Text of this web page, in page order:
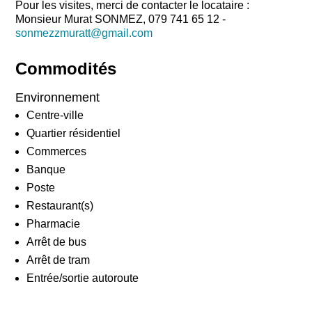
Pour les visites, merci de contacter le locataire :
Monsieur Murat SONMEZ, 079 741 65 12 -
sonmezzmuratt@gmail.com
Commodités
Environnement
Centre-ville
Quartier résidentiel
Commerces
Banque
Poste
Restaurant(s)
Pharmacie
Arrêt de bus
Arrêt de tram
Entrée/sortie autoroute